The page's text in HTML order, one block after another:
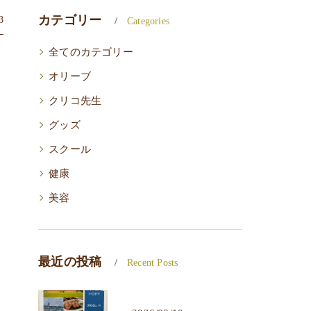
カテゴリー Categories
全てのカテゴリー
オリーブ
クリコ先生
グッズ
スクール
健康
美容
最近の投稿 Recent Posts